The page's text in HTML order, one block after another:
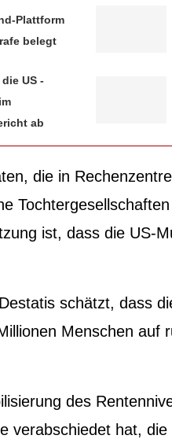
Plattform
belegt
US -
ab
die in
ist, dass die US-
schätzt, dass
Menschen auf
des
verabschiedet hat,